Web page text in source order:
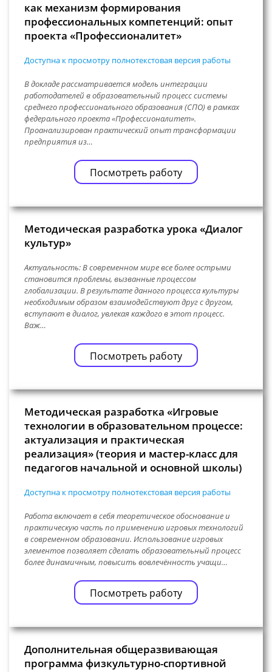
как механизм формирования
профессиональных компетенций: опыт
проекта «Профессионалитет»
Доступна к просмотру полнотекстовая версия работы
В докладе рассматривается модель интеграции
работодателей в образовательный процесс системы
среднего профессионального образования (СПО) в рамках
федерального проекта «Профессионалитет».
Проанализирован практический опыт трансформации
предприятия из…
Посмотреть работу
Методическая разработка урока «Диалог
культур»
Актуальность: В современном мире все более острыми
становится проблемы, вызванные процессом
глобализации. В результате данного процесса культуры
необходимым образом взаимодействуют друг с другом,
вступают в диалог, увлекая каждого в этот процесс.
Важ…
Посмотреть работу
Методическая разработка «Игровые
технологии в образовательном процессе:
актуализация и практическая
реализация» (теория и мастер-класс для
педагогов начальной и основной школы)
Доступна к просмотру полнотекстовая версия работы
Работа включает в себя теоретическое обоснование и
практическую часть по применению игровых технологий
в современном образовании. Использование игровых
элементов позволяет сделать образовательный процесс
более динамичным, повысить вовлечённость учащи…
Посмотреть работу
Дополнительная общеразвивающая
программа физкультурно-спортивной